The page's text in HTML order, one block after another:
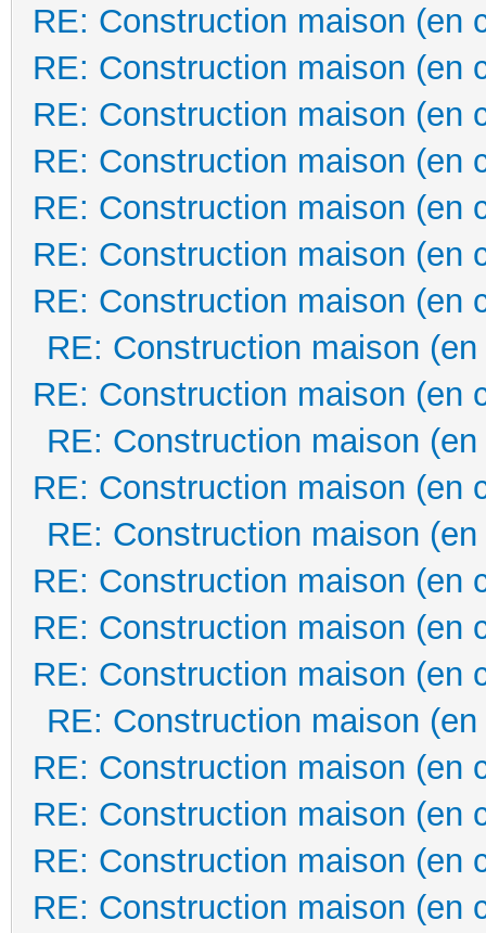
RE: Construction maison (en
RE: Construction maison (en
RE: Construction maison (en
RE: Construction maison (en
RE: Construction maison (en
RE: Construction maison (en
RE: Construction maison (en
RE: Construction maison
RE: Construction maison (en
RE: Construction maison
RE: Construction maison (en
RE: Construction maison
RE: Construction maison (en
RE: Construction maison (en
RE: Construction maison (en
RE: Construction maison
RE: Construction maison (en
RE: Construction maison (en
RE: Construction maison (en
RE: Construction maison (en